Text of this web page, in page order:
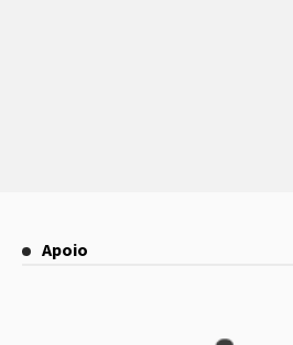
Apoio